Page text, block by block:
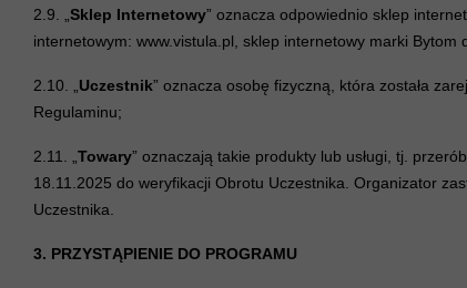
2.9. „ Sklep Internetowy” oznacza odpowiednio sklep
internetowym: www.vistula.pl, sklep internetowy marki
2.10. „ Uczestnik” oznacza osobę fizyczną, która została
Regulaminu;
2.11. „ Towary” oznaczają takie produkty lub usługi, tj.
18.11.2025 do weryfikacji Obrotu Uczestnika. Organizator
Uczestnika.
3. PRZYSTĄPIENIE DO PROGRAMU